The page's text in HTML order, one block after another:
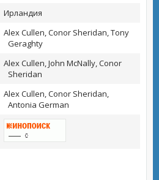
Ирландия
Alex Cullen, Conor Sheridan, Tony
Geraghty
Alex Cullen, John McNally, Conor
Sheridan
Alex Cullen, Conor Sheridan,
Antonia German